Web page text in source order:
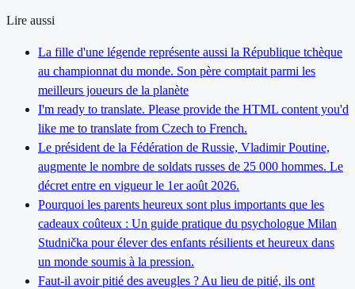
Lire aussi
La fille d'une légende représente aussi la République tchèque
au championnat du monde. Son père comptait parmi les
meilleurs joueurs de la planète
I'm ready to translate. Please provide the HTML content you'd
like me to translate from Czech to French.
Le président de la Fédération de Russie, Vladimir Poutine,
augmente le nombre de soldats russes de 25 000 hommes. Le
décret entre en vigueur le 1er août 2026.
Pourquoi les parents heureux sont plus importants que les
cadeaux coûteux : Un guide pratique du psychologue Milan
Studnička pour élever des enfants résilients et heureux dans
un monde soumis à la pression.
Faut-il avoir pitié des aveugles ? Au lieu de pitié, ils ont